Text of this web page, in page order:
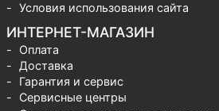
Условия использования сайта
ИНТЕРНЕТ-МАГАЗИН
Оплата
Доставка
Гарантия и сервис
Сервисные центры